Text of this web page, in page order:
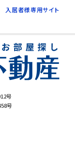
止・消去・提
請求され
口」までお
性につ
否かは、
号
号
入居者様専用サイト